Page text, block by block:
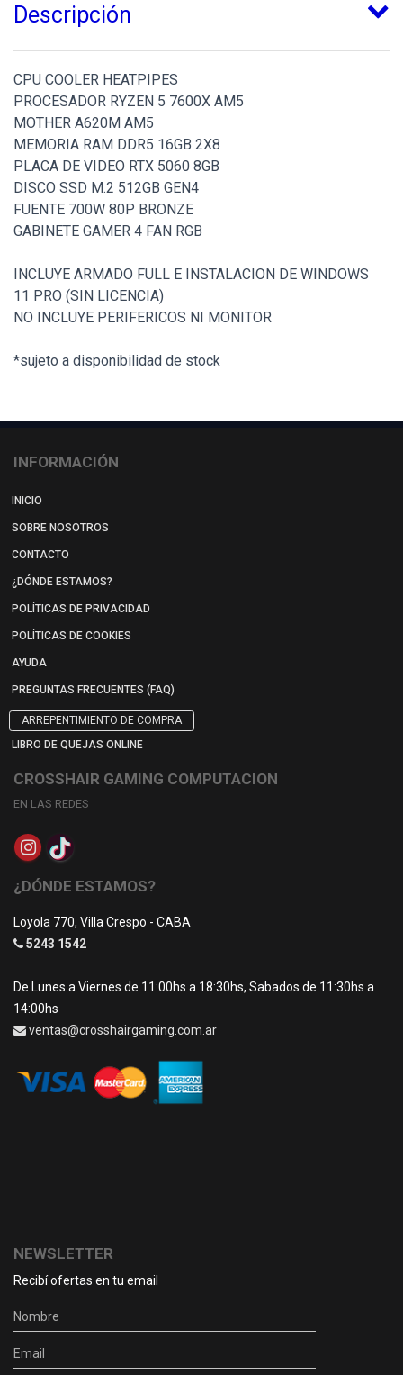
Descripción
CPU COOLER HEATPIPES
PROCESADOR RYZEN 5 7600X AM5
MOTHER A620M AM5
MEMORIA RAM DDR5 16GB 2X8
PLACA DE VIDEO RTX 5060 8GB
DISCO SSD M.2 512GB GEN4
FUENTE 700W 80P BRONZE
GABINETE GAMER 4 FAN RGB
INCLUYE ARMADO FULL E INSTALACION DE WINDOWS
11 PRO (SIN LICENCIA)
NO INCLUYE PERIFERICOS NI MONITOR
*sujeto a disponibilidad de stock
INFORMACIÓN
INICIO
SOBRE NOSOTROS
CONTACTO
¿DÓNDE ESTAMOS?
POLÍTICAS DE PRIVACIDAD
POLÍTICAS DE COOKIES
AYUDA
PREGUNTAS FRECUENTES (FAQ)
ARREPENTIMIENTO DE COMPRA
LIBRO DE QUEJAS ONLINE
CROSSHAIR GAMING COMPUTACION
EN LAS REDES
¿DÓNDE ESTAMOS?
Loyola 770, Villa Crespo - CABA
5243 1542
De Lunes a Viernes de 11:00hs a 18:30hs, Sabados de 11:30hs a
14:00hs
ventas@crosshairgaming.com.ar
NEWSLETTER
Recibí ofertas en tu email